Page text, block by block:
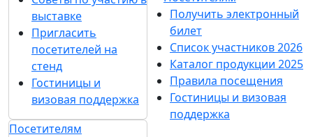
выставке
Пригласить
посетителей на
стенд
Гостиницы и
визовая поддержка
Посетителям
Получить электронный
билет
Список участников 2026
Каталог продукции 2025
Правила посещения
Гостиницы и визовая
поддержка